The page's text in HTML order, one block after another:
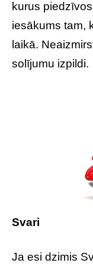
kurus
iesākums tam,
laikā.
solījumu izpildi.
Svari
Ja esi dzimis